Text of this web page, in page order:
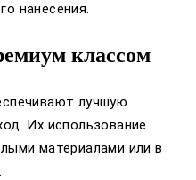
нанесения.
классом
лучшую
Их использование
материалами или в